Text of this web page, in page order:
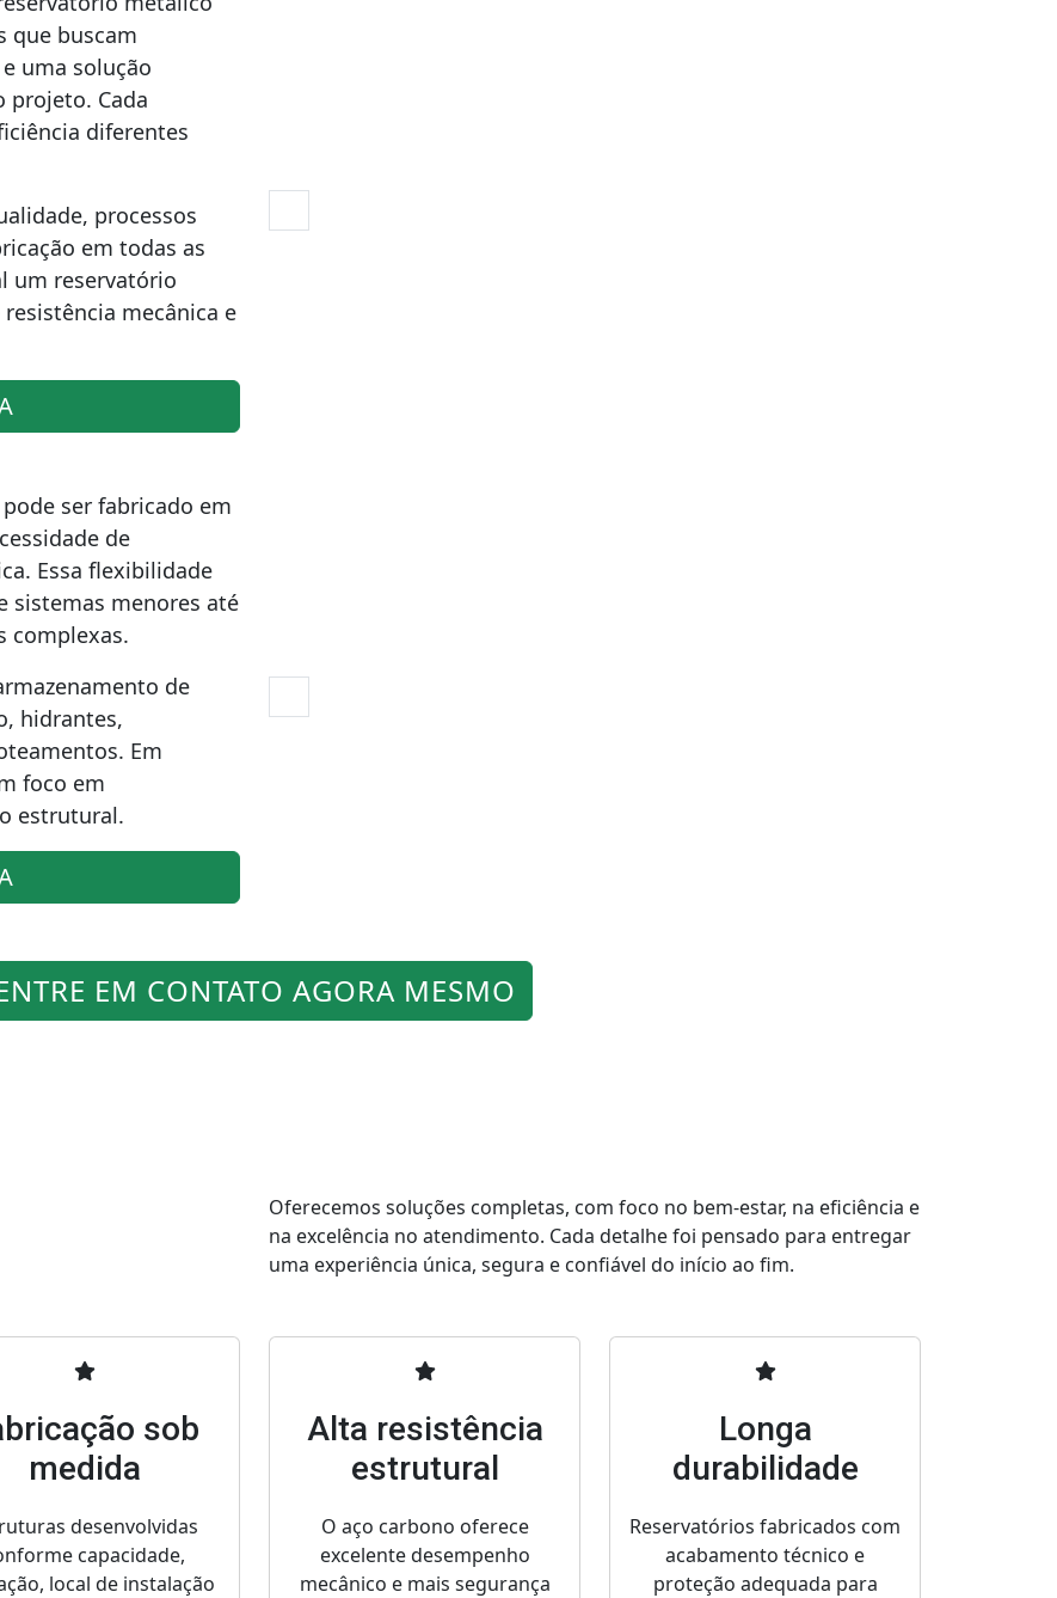
que buscam
uma solução
projeto. Cada
diferentes
processos
em todas as
um reservatório
mecânica e
ser fabricado em
de
Essa flexibilidade
sistemas menores até
complexas.
de
hidrantes,
Em
foco em
estrutural.
EM CONTATO AGORA MESMO
Oferecemos soluções completas, com foco no bem-estar, na eficiência e
na excelência no atendimento. Cada detalhe foi pensado para entregar
uma experiência única, segura e confiável do início ao fim.
sob
medida
desenvolvidas
capacidade,
local de instalação
Alta resistência
estrutural
O aço carbono oferece
excelente desempenho
mecânico e mais segurança
Longa
durabilidade
Reservatórios fabricados com
acabamento técnico e
proteção adequada para